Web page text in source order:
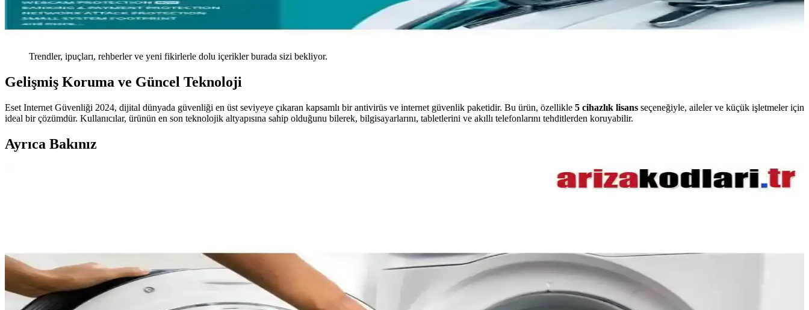
Trendler, ipuçları, rehberler ve yeni fikirlerle dolu içerikler burada sizi bekliyor.
Gelişmiş Koruma ve Güncel Teknoloji
Eset Internet Güvenliği 2024, dijital dünyada güvenliği en üst seviyeye çıkaran kapsamlı bir antivirüs ve internet güvenlik paketidir. Bu ürün, özellikle 5 cihazlık lisans seçeneğiyle, aileler ve küçük işletmeler için
ideal bir çözümdür. Kullanıcılar, ürünün en son teknolojik altyapısına sahip olduğunu bilerek, bilgisayarlarını, tabletlerini ve akıllı telefonlarını tehditlerden koruyabilir.
Ayrıca Bakınız
Büyük kapasiteli çift sepetli air fryerlar, tasarımına göre pişirme süresi ve performans açısından farklılık gösterir. Yan yana modeller eş zamanlı pişirme sunarken, üst üste modellerde süre uzar. Kullanıcı
deneyimleri ve güvenlik önemli.
Sürekli Uyarı Veren Airfryer Modelleri ve Teknolojik Alternatif Çözümler